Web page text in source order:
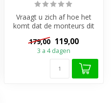
Vraagt u zich af hoe het
komt dat de monteurs dit
A-merk douchegoot kiezen
en ad...
179,00 119,00
3 a 4 dagen